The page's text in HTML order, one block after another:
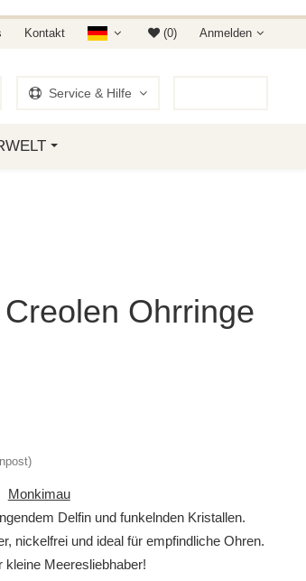
Kontakt (0) Anmelden
Service & Hilfe
Ohrringe
Monkimau
Delfin und funkelnden Kristallen.
nickelfrei und ideal für empfindliche Ohren.
Meeresliebhaber!